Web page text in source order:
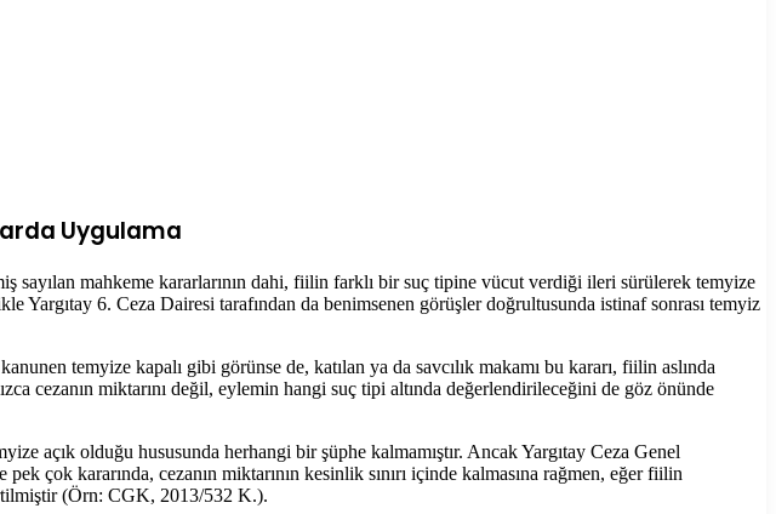
Uygulama
sayılan mahkeme kararlarının dahi, fiilin farklı bir suç tipine vücut verdiği ileri sürülerek temyize
6. Ceza Dairesi tarafından da benimsenen görüşler doğrultusunda istinaf sonrası temyiz
temyize kapalı gibi görünse de, katılan ya da savcılık makamı bu kararı, fiilin aslında
cezanın miktarını değil, eylemin hangi suç tipi altında değerlendirileceğini de göz önünde
açık olduğu hususunda herhangi bir şüphe kalmamıştır. Ancak Yargıtay Ceza Genel
çok kararında, cezanın miktarının kesinlik sınırı içinde kalmasına rağmen, eğer fiilin
(Örn: CGK, 2013/532 K.).